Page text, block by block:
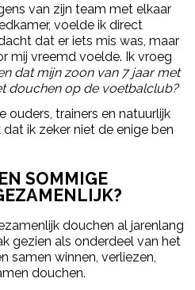
van zijn team met elkaar
voelde ik direct
dat er iets mis was, maar
mij vreemd voelde. Ik vroeg
dat mijn zoon van 7 jaar met
douchen op de voetbalclub?
ouders, trainers en natuurlijk
ik zeker niet de enige ben
SOMMIGE
douchen al jarenlang
gezien als onderdeel van het
samen winnen, verliezen,
douchen.